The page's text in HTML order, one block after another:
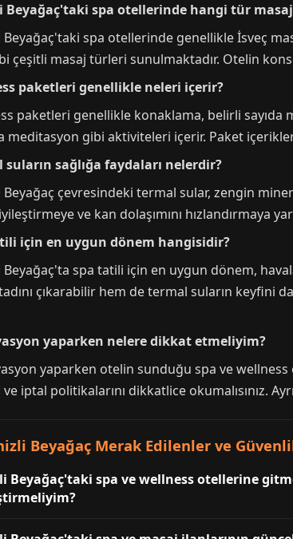
Beyağaç'taki spa otellerinde hangi tür
Beyağaç'taki spa otellerinde genellikle İsveç
çeşitli masaj türleri sunulmaktadır. Otelin
paketleri genellikle neleri içerir?
paketleri genellikle konaklama, belirli sayıda
meditasyon gibi aktiviteleri içerir. Paket
suların sağlığa faydaları nelerdir?
Beyağaç çevresindeki termal sular, zengin
iyileştirmeye ve kan dolaşımını hızlandırmaya
için en uygun dönem hangisidir?
Beyağaç'ta spa tatili için en uygun dönem,
çıkarabilir hem de termal suların keyfini
yaparken nelere dikkat etmeliyim?
yaparken otelin sunduğu spa ve wellness
iptal politikalarını dikkatlice okumalısınız.
Beyağaç Merak Edilenler ve
Beyağaç'taki spa ve wellness otellerine